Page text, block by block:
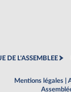
DE L'ASSEMBLEE
Mentions légales